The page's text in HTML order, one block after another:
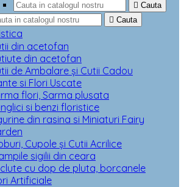
 Cauta
 Cauta
din acetofan
din acetofan
de Ambalare și Cutii Cadou
si Flori Uscate
flori, Sarma plusata
si benzi floristice
din rasina si Miniaturi Fairy
Cupole și Cutii Acrilice
sigilii din ceara
cu dop de pluta, borcanele
Artificiale